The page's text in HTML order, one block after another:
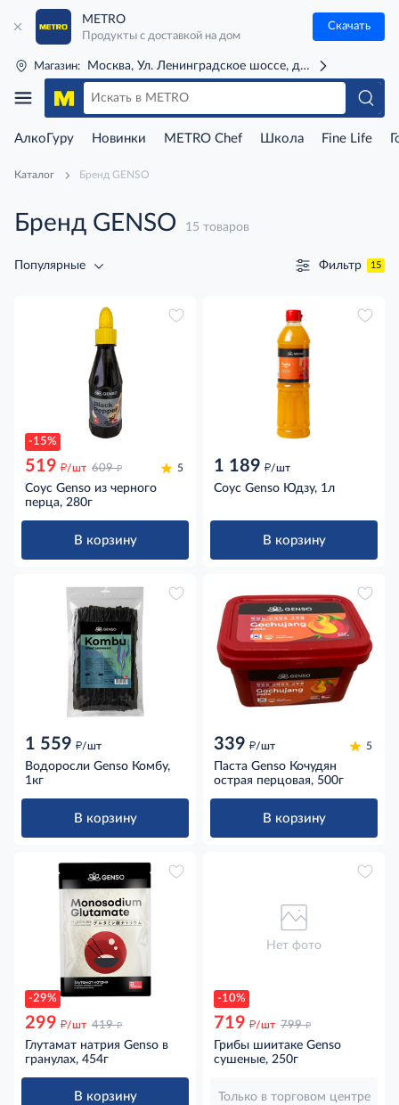
METRO
Продукты с доставкой на дом
Скачать
Магазин: Москва, Ул. Ленинградское шоссе, д. 71Г (м. Речной
АлкоГуру Новинки METRO Chef Школа Fine Life
Каталог Бренд GENSO
Бренд GENSO 15 товаров
Популярные Фильтр 15
-15%
519 д/шт 609 д 5
Соус Genso из черного
перца, 280г
В корзину
1 189 д/шт
Соус Genso Юдзу, 1л
В корзину
1 559 д/шт
Водоросли Genso Комбу,
1кг
В корзину
339 д/шт 5
Паста Genso Кочудян
острая перцовая, 500г
В корзину
-29%
299 д/шт 419 д
Глутамат натрия Genso в
гранулах, 454г
В корзину
Нет фото
-10%
719 д/шт 799 д
Грибы шиитаке Genso
сушеные, 250г
Только в торговом центре